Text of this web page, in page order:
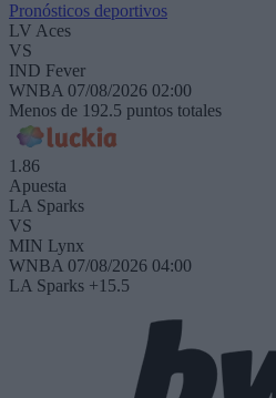
Pronósticos deportivos
LV Aces
VS
IND Fever
WNBA 07/08/2026 02:00
Menos de 192.5 puntos totales
1.86
Apuesta
LA Sparks
VS
MIN Lynx
WNBA 07/08/2026 04:00
LA Sparks +15.5